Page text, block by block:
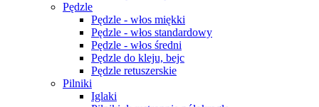
Pędzle
Pędzle - włos miękki
Pędzle - włos standardowy
Pędzle - włos średni
Pędzle do kleju, bejc
Pędzle retuszerskie
Pilniki
Iglaki